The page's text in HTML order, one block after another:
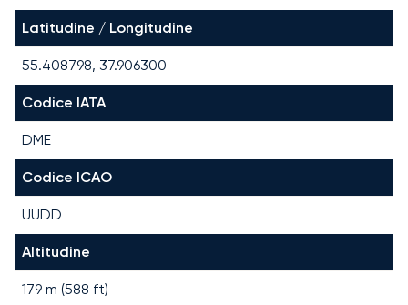
Latitudine / Longitudine
55.408798, 37.906300
Codice IATA
DME
Codice ICAO
UUDD
Altitudine
179 m (588 ft)